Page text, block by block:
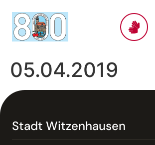
springen
05.04.2019
Stadt Witzenhausen